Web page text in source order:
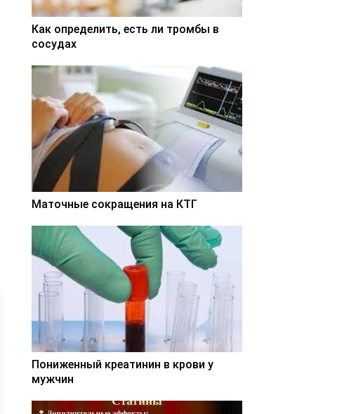
Как определить, есть ли тромбы в
сосудах
Маточные сокращения на КТГ
Пониженный креатинин в крови у
мужчин